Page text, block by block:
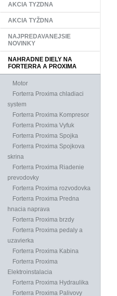
AKCIA TYZDNA
AKCIA TYŽDNA
NAJPREDAVANEJSIE
NOVINKY
NAHRADNE DIELY NA
FORTERRA A PROXIMA
Motor
Forterra Proxima chladiaci
system
Forterra Proxima Kompresor
Forterra Proxima Vyfuk
Forterra Proxima Spojka
Forterra Proxima Spojkova
skrina
Forterra Proxima Riadenie
prevodovky
Forterra Proxima rozvodovka
Forterra Proxima Predna
hnacia naprava
Forterra Proxima brzdy
Forterra Proxima pedaly a
uzavierka
Forterra Proxima Kabina
Forterra Proxima
Elektroinstalacia
Forterra Proxima Hydraulika
Forterra Proxima Palivovy